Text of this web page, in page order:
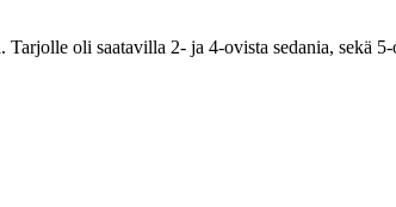
oli saatavilla 2- ja 4-ovista sedania, sekä